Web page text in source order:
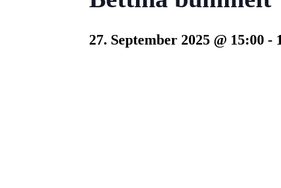
27. September 2025 @ 15:00 -